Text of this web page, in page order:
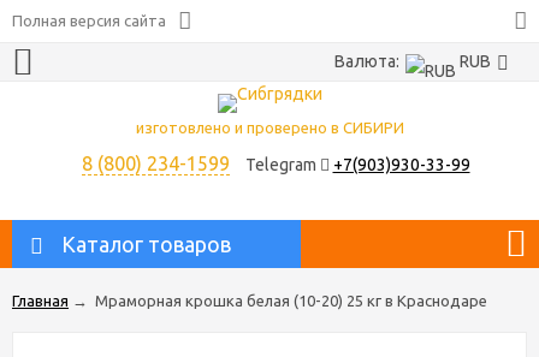
Полная версия сайта
Валюта: RUB
изготовлено и проверено в СИБИРИ
8 (800) 234-1599 Telegram +7(903)930-33-99
Каталог товаров
Главная → Мраморная крошка белая (10-20) 25 кг в Краснодаре